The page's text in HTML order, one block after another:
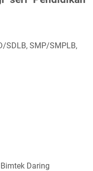
SDLB, SMP/SMPLB,
Daring